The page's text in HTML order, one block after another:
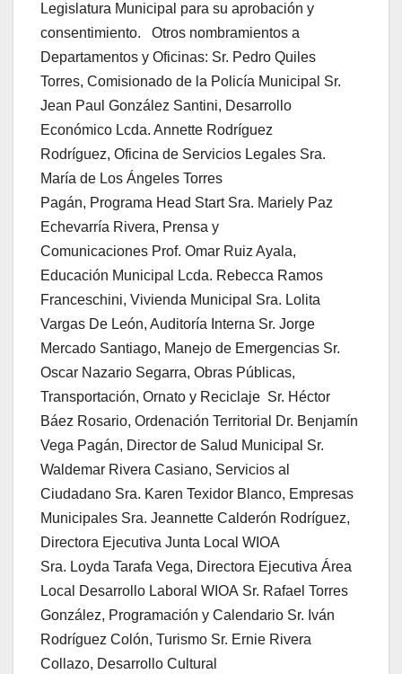
Legislatura Municipal para su aprobación y
consentimiento. Otros nombramientos a
Departamentos y Oficinas: Sr. Pedro Quiles
Torres, Comisionado de la Policía Municipal Sr.
Jean Paul González Santini, Desarrollo
Económico Lcda. Annette Rodríguez
Rodríguez, Oficina de Servicios Legales Sra.
María de Los Ángeles Torres
Pagán, Programa Head Start Sra. Mariely Paz
Echevarría Rivera, Prensa y
Comunicaciones Prof. Omar Ruiz Ayala,
Educación Municipal Lcda. Rebecca Ramos
Franceschini, Vivienda Municipal Sra. Lolita
Vargas De León, Auditoría Interna Sr. Jorge
Mercado Santiago, Manejo de Emergencias Sr.
Oscar Nazario Segarra, Obras Públicas,
Transportación, Ornato y Reciclaje Sr. Héctor
Báez Rosario, Ordenación Territorial Dr. Benjamín
Vega Pagán, Director de Salud Municipal Sr.
Waldemar Rivera Casiano, Servicios al
Ciudadano Sra. Karen Texidor Blanco, Empresas
Municipales Sra. Jeannette Calderón Rodríguez,
Directora Ejecutiva Junta Local WIOA
Sra. Loyda Tarafa Vega, Directora Ejecutiva Área
Local Desarrollo Laboral WIOA Sr. Rafael Torres
González, Programación y Calendario Sr. Iván
Rodríguez Colón, Turismo Sr. Ernie Rivera
Collazo, Desarrollo Cultural